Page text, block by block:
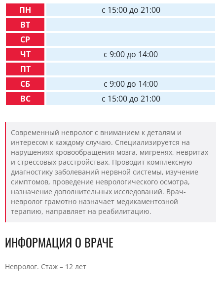
ПН
ВТ
СР
ЧТ
ПТ
СБ
ВС
c 15:00 до 21:00
c 9:00 до 14:00
c 9:00 до 14:00
c 15:00 до 21:00
Современный невролог с вниманием к деталям и
интересом к каждому случаю. Специализируется на
нарушениях кровообращения мозга, мигренях, невритах
и стрессовых расстройствах. Проводит комплексную
диагностику заболеваний нервной системы, изучение
симптомов, проведение неврологического осмотра,
назначение дополнительных исследований. Врач-
невролог грамотно назначает медикаментозной
терапию, направляет на реабилитацию.
ИНФОРМАЦИЯ О ВРАЧЕ
Невролог. Стаж – 12 лет